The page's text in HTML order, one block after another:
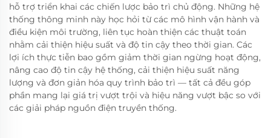
hỗ trợ triển khai các chiến lược bảo trì chủ động. Những hệ
thống thông minh này học hỏi từ các mô hình vận hành và
điều kiện môi trường, liên tục hoàn thiện các thuật toán
nhằm cải thiện hiệu suất và độ tin cậy theo thời gian. Các
lợi ích thực tiễn bao gồm giảm thời gian ngừng hoạt động,
nâng cao độ tin cậy hệ thống, cải thiện hiệu suất năng
lượng và đơn giản hóa quy trình bảo trì — tất cả đều góp
phần mang lại giá trị vượt trội và hiệu năng vượt bậc so với
các giải pháp nguồn điện truyền thống.